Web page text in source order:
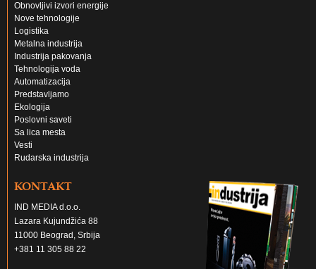
Obnovljivi izvori energije
Nove tehnologije
Logistika
Metalna industrija
Industrija pakovanja
Tehnologija voda
Automatizacija
Predstavljamo
Ekologija
Poslovni saveti
Sa lica mesta
Vesti
Rudarska industrija
KONTAKT
IND MEDIA d.o.o.
Lazara Kujundžića 88
11000 Beograd, Srbija
+381 11 305 88 22